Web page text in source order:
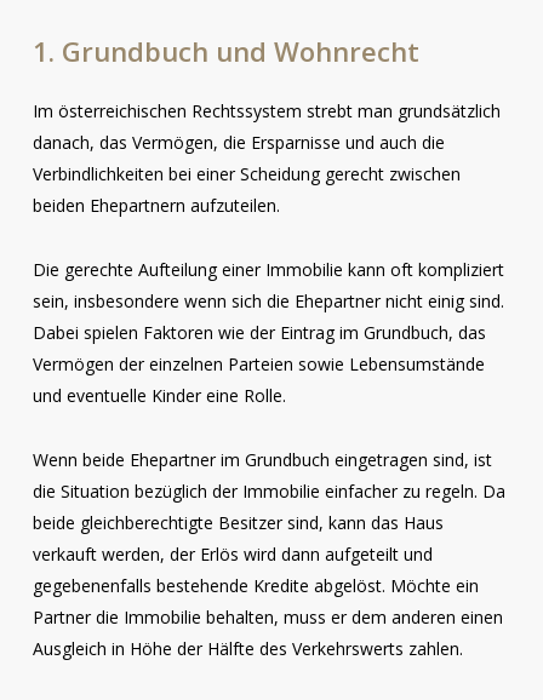
1. Grundbuch und Wohnrecht
Im österreichischen Rechtssystem strebt man grundsätzlich
danach, das Vermögen, die Ersparnisse und auch die
Verbindlichkeiten bei einer Scheidung gerecht zwischen
beiden Ehepartnern aufzuteilen.
Die gerechte Aufteilung einer Immobilie kann oft kompliziert
sein, insbesondere wenn sich die Ehepartner nicht einig sind.
Dabei spielen Faktoren wie der Eintrag im Grundbuch, das
Vermögen der einzelnen Parteien sowie Lebensumstände
und eventuelle Kinder eine Rolle.
Wenn beide Ehepartner im Grundbuch eingetragen sind, ist
die Situation bezüglich der Immobilie einfacher zu regeln. Da
beide gleichberechtigte Besitzer sind, kann das Haus
verkauft werden, der Erlös wird dann aufgeteilt und
gegebenenfalls bestehende Kredite abgelöst. Möchte ein
Partner die Immobilie behalten, muss er dem anderen einen
Ausgleich in Höhe der Hälfte des Verkehrswerts zahlen.